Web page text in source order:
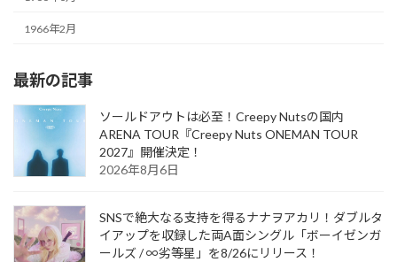
1966年2月
最新の記事
ソールドアウトは必至！Creepy Nutsの国内
ARENA TOUR『Creepy Nuts ONEMAN TOUR
2027』開催決定！
2026年8月6日
SNSで絶大なる支持を得るナナヲアカリ！ダブルタ
イアップを収録した両A面シングル「ボーイゼンガ
ールズ / ∞劣等星」を8/26にリリース！